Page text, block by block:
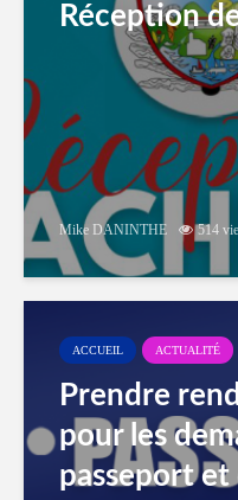
Réception
Mike DANINTHE 514
ACCUEIL ACTUALITÉ
Prendre
pour les
passeport et